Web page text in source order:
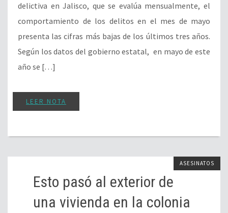
delictiva en Jalisco, que se evalúa mensualmente, el
comportamiento de los delitos en el mes de mayo
presenta las cifras más bajas de los últimos tres años.
Según los datos del gobierno estatal, en mayo de este
año se […]
LEER NOTA
ASESINATOS
Esto pasó al exterior de
una vivienda en la colonia